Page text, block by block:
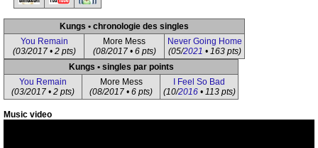
Kungs • chronologie des singles
You Remain
(03/2017 • 2 pts)
More Mess
(08/2017 • 6 pts)
Never Going Home
(05/2021 • 163 pts)
Kungs • singles par points
You Remain
(03/2017 • 2 pts)
More Mess
(08/2017 • 6 pts)
I Feel So Bad
(10/2016• 113 pts)
Music video